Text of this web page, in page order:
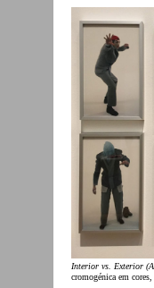
Interior vs. Exterior
cromogénica em